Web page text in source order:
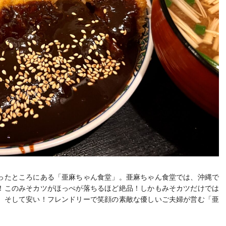
ところにある「亜麻ちゃん食堂」。亜麻ちゃん食堂では、沖縄で
のみそカツがほっぺが落ちるほど絶品！しかもみそカツだけでは
して安い！フレンドリーで笑顔の素敵な優しいご夫婦が営む「亜